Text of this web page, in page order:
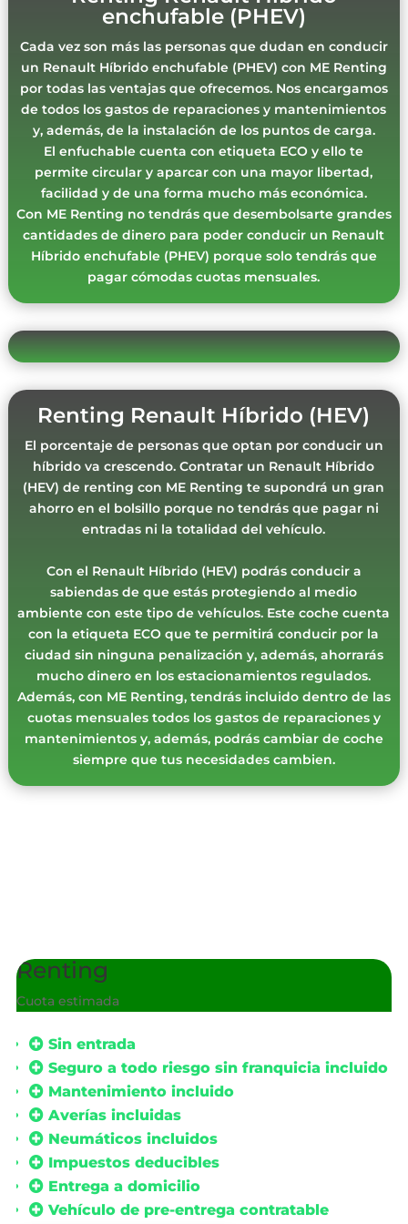
enchufable (PHEV)
Cada vez son más las personas que dudan en conducir
un Renault Híbrido enchufable (PHEV) con ME Renting
por todas las ventajas que ofrecemos. Nos encargamos
de todos los gastos de reparaciones y mantenimientos
y, además, de la instalación de los puntos de carga.
El enfuchable cuenta con etiqueta ECO y ello te
permite circular y aparcar con una mayor libertad,
facilidad y de una forma mucho más económica.
Con ME Renting no tendrás que desembolsarte grandes
cantidades de dinero para poder conducir un Renault
Híbrido enchufable (PHEV) porque solo tendrás que
pagar cómodas cuotas mensuales.
Renting Renault Híbrido (HEV)
El porcentaje de personas que optan por conducir un
híbrido va crescendo. Contratar un Renault Híbrido
(HEV) de renting con ME Renting te supondrá un gran
ahorro en el bolsillo porque no tendrás que pagar ni
entradas ni la totalidad del vehículo.
Con el Renault Híbrido (HEV) podrás conducir a
sabiendas de que estás protegiendo al medio
ambiente con este tipo de vehículos. Este coche cuenta
con la etiqueta ECO que te permitirá conducir por la
ciudad sin ninguna penalización y, además, ahorrarás
mucho dinero en los estacionamientos regulados.
Además, con ME Renting, tendrás incluido dentro de las
cuotas mensuales todos los gastos de reparaciones y
mantenimientos y, además, podrás cambiar de coche
siempre que tus necesidades cambien.
Renting
Cuota estimada
Sin entrada
Seguro a todo riesgo sin franquicia incluido
Mantenimiento incluido
Averías incluidas
Neumáticos incluidos
Impuestos deducibles
Entrega a domicilio
Vehículo de pre-entrega contratable